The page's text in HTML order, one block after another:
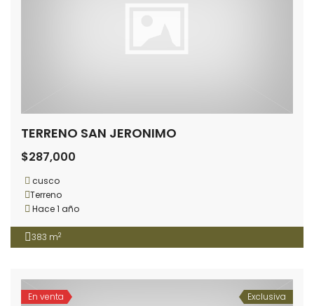
TERRENO SAN JERONIMO
$287,000
cusco
Terreno
Hace 1 año
383 m2
Exclusiva
En venta